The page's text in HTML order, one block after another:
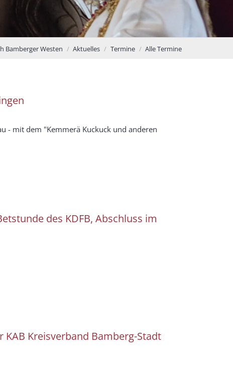
Bamberger Westen Aktuelles Termine Alle Termine
- mit dem "Kemmerä Kuckuck und anderen
des KDFB, Abschluss im
Kreisverband Bamberg-Stadt